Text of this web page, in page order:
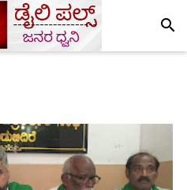
search